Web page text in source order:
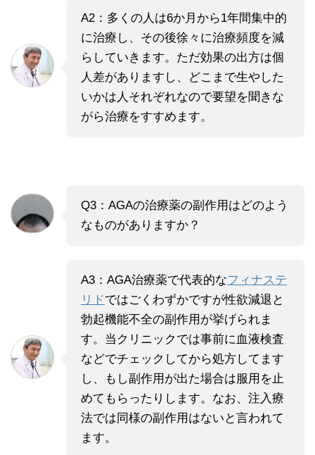
A2：多くの人は6か月から1年間集中的
に治療し、その後徐々に治療頻度を減
らしていきます。ただ効果の出方は個
人差がありますし、どこまで生やした
いかは人それぞれなので要望を聞きな
がら治療をすすめます。
Q3：AGAの治療薬の副作用はどのよう
なものがありますか？
A3：AGA治療薬で代表的なフィナステ
リドではごくわずかですが性欲減退と
勃起機能不全の副作用が挙げられま
す。当クリニックでは事前に血液検査
などでチェックしてから処方してます
し、もし副作用が出た場合は服用を止
めてもらったりします。なお、注入療
法では同様の副作用はないと言われて
ます。